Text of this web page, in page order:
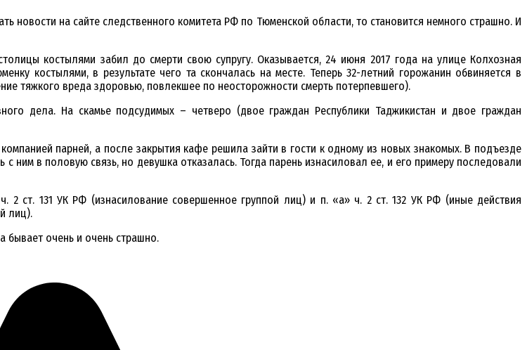
новости на сайте следственного комитета РФ по Тюменской области, то становится немного страшно. И
костылями забил до смерти свою супругу. Оказывается, 24 июня 2017 года на улице Колхозная
костылями, в результате чего та скончалась на месте. Теперь 32-летний горожанин обвиняется в
тяжкого вреда здоровью, повлекшее по неосторожности смерть потерпевшего).
дела. На скамье подсудимых – четверо (двое граждан Республики Таджикистан и двое граждан
парней, а после закрытия кафе решила зайти в гости к одному из новых знакомых. В подъезде
в половую связь, но девушка отказалась. Тогда парень изнасиловал ее, и его примеру последовали
ст. 131 УК РФ (изнасилование совершенное группой лиц) и п. «а» ч. 2 ст. 132 УК РФ (иные действия
лиц).
бывает очень и очень страшно.